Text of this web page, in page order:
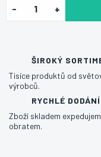
ŠIROKÝ
Tisíce produktů od
výrobců.
RYCHLÉ DODÁNÍ
Zboží skladem
obratem.